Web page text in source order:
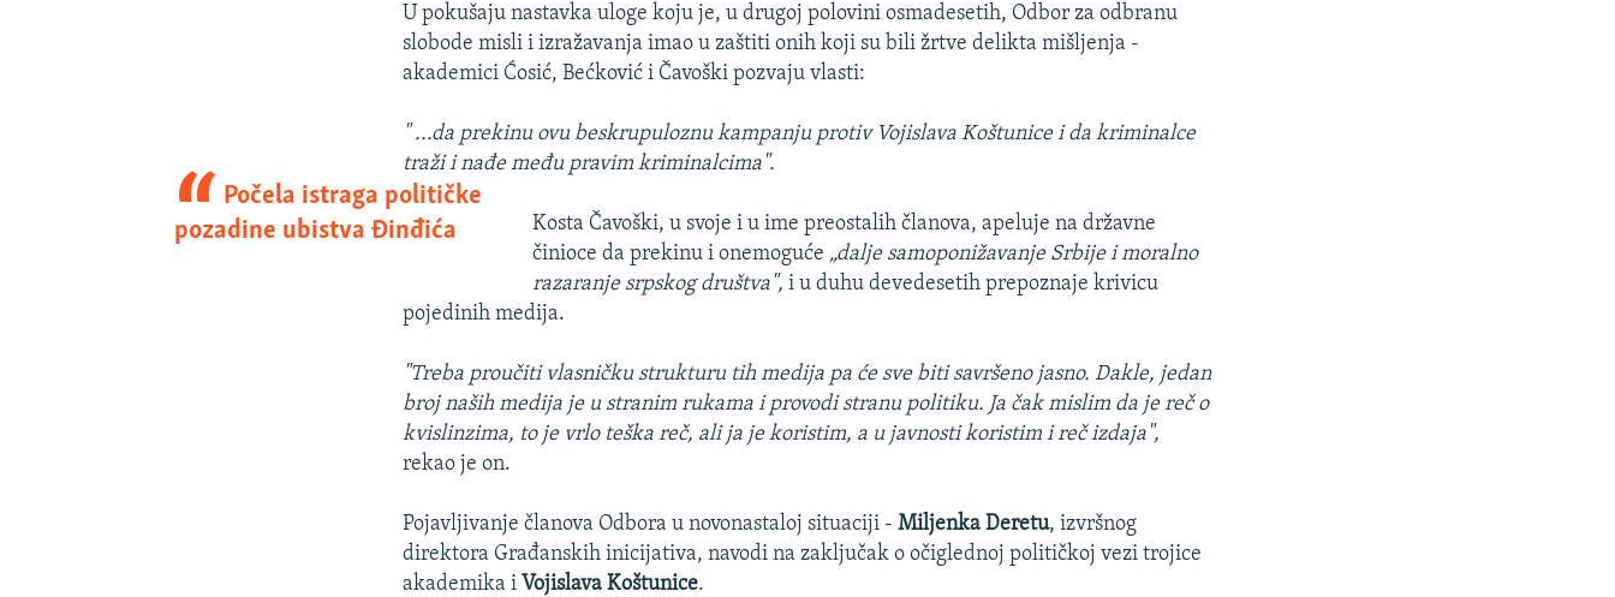
U pokušaju nastavka uloge koju je, u drugoj polovini osmadesetih, Odbor za odbranu
slobode misli i izražavanja imao u zaštiti onih koji su bili žrtve delikta mišljenja -
akademici Ćosić, Bećković i Čavoški pozvaju vlasti:
" ...da prekinu ovu beskrupuloznu kampanju protiv Vojislava Koštunice i da kriminalce
traži i nađe među pravim kriminalcima".
Počela istraga političke
pozadine ubistva Đinđića
Kosta Čavoški, u svoje i u ime preostalih članova, apeluje na državne
činioce da prekinu i onemoguće „dalje samoponižavanje Srbije i moralno
razaranje srpskog društva", i u duhu devedesetih prepoznaje krivicu
pojedinih medija.
"Treba proučiti vlasničku strukturu tih medija pa će sve biti savršeno jasno. Dakle, jedan
broj naših medija je u stranim rukama i provodi stranu politiku. Ja čak mislim da je reč o
kvislinzima, to je vrlo teška reč, ali ja je koristim, a u javnosti koristim i reč izdaja",
rekao je on.
Pojavljivanje članova Odbora u novonastaloj situaciji - Miljenka Deretu, izvršnog
direktora Građanskih inicijativa, navodi na zaključak o očiglednoj političkoj vezi trojice
akademika i Vojislava Koštunice.